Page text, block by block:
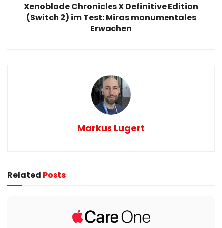
Xenoblade Chronicles X Definitive Edition
(Switch 2) im Test: Miras monumentales
Erwachen
Markus Lugert
Related Posts